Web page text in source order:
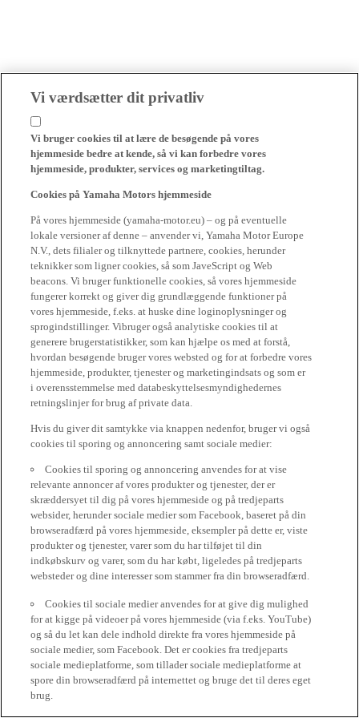
Vi værdsætter dit privatliv
Vi bruger cookies til at lære de besøgende på vores
hjemmeside bedre at kende, så vi kan forbedre vores
hjemmeside, produkter, services og marketingtiltag.
Cookies på Yamaha Motors hjemmeside
På vores hjemmeside (yamaha-motor.eu) – og på eventuelle
lokale versioner af denne – anvender vi, Yamaha Motor Europe
N.V., dets filialer og tilknyttede partnere, cookies, herunder
teknikker som ligner cookies, så som JaveScript og Web
beacons. Vi bruger funktionelle cookies, så vores hjemmeside
fungerer korrekt og giver dig grundlæggende funktioner på
vores hjemmeside, f.eks. at huske dine loginoplysninger og
sprogindstillinger. Vibruger også analytiske cookies til at
generere brugerstatistikker, som kan hjælpe os med at forstå,
hvordan besøgende bruger vores websted og for at forbedre vores
hjemmeside, produkter, tjenester og marketingindsats og som er
i overensstemmelse med databeskyttelsesmyndighedernes
retningslinjer for brug af private data.
Hvis du giver dit samtykke via knappen nedenfor, bruger vi også
cookies til sporing og annoncering samt sociale medier:
Cookies til sporing og annoncering anvendes for at vise
relevante annoncer af vores produkter og tjenester, der er
skræddersyet til dig på vores hjemmeside og på tredjeparts
websider, herunder sociale medier som Facebook, baseret på din
browseradfærd på vores hjemmeside, eksempler på dette er, viste
produkter og tjenester, varer som du har tilføjet til din
indkøbskurv og varer, som du har købt, ligeledes på tredjeparts
websteder og dine interesser som stammer fra din browseradfærd.
Cookies til sociale medier anvendes for at give dig mulighed
for at kigge på videoer på vores hjemmeside (via f.eks. YouTube)
og så du let kan dele indhold direkte fra vores hjemmeside på
sociale medier, som Facebook. Det er cookies fra tredjeparts
sociale medieplatforme, som tillader sociale medieplatforme at
spore din browseradfærd på internettet og bruge det til deres eget
brug.